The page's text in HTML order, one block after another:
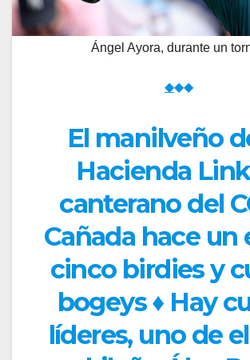
Ángel Ayora, durante un
◆◆◆
El manilveño
Hacienda
canterano del
Cañada hace un
cinco birdies y
bogeys ♦ Hay
líderes, uno de